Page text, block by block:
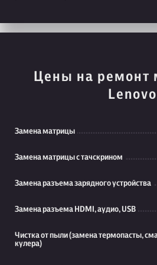
Цены на ремонт
Lenovo
Замена матрицы
Замена матрицы с тачскрином
Замена разъема зарядного устройства
Замена разъема HDMI, аудио, USB
Чистка от пыли (замена термопасты,
кулера)